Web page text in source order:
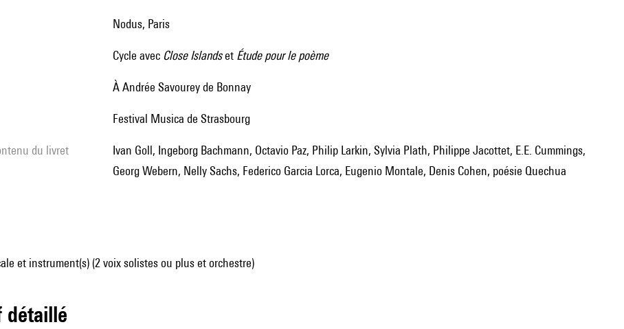
Nodus, Paris
cycle avec Close Islandset Étude pour le poème
à Andrée Savourey de Bonnay
Festival Musica de Strasbourg
du livret
Ivan Goll, Ingeborg Bachmann, Octavio Paz, Philip Larkin, Sylvia Plath, Philippe Jacottet, E.E. Cummings,
Georg Webern, Nelly Sachs, Federico Garcia Lorca, Eugenio Montale, Denis Cohen, poésie Quechua
et instrument(s) (2 voix solistes ou plus et orchestre)
détaillé